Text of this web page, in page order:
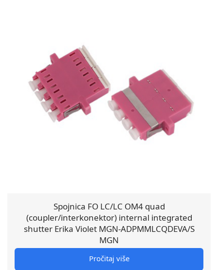
Spojnica FO LC/LC OM4 quad
(coupler/interkonektor) internal integrated
shutter Erika Violet MGN-ADPMMLCQDEVA/S
MGN
Pročitaj više